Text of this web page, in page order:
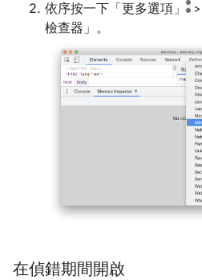
依序按一下「更多選項」
檢查器」 。
在偵錯期間開啟